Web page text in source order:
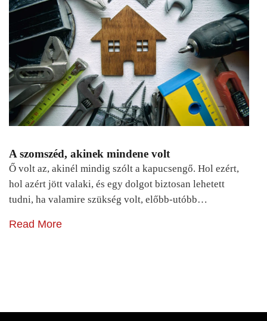
A szomszéd, akinek mindene volt
Ő volt az, akinél mindig szólt a kapucsengő. Hol ezért,
hol azért jött valaki, és egy dolgot biztosan lehetett
tudni, ha valamire szükség volt, előbb-utóbb…
Read More